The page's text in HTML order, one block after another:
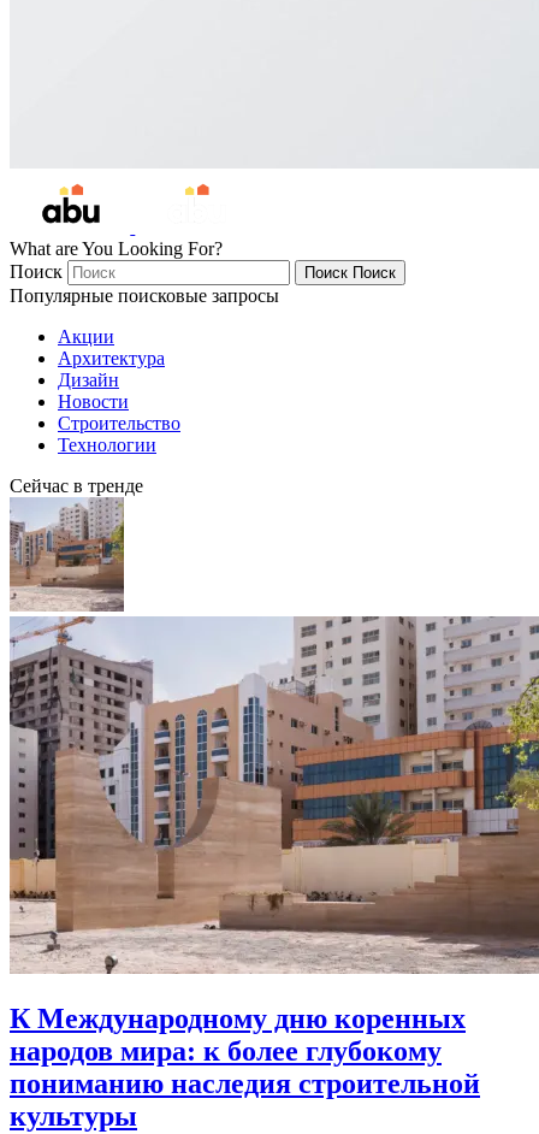
What are You Looking For?
Поиск
Поиск Поиск
Популярные поисковые запросы
Акции
Архитектура
Дизайн
Новости
Строительство
Технологии
Сейчас в тренде
К Международному дню коренных
народов мира: к более глубокому
пониманию наследия строительной
культуры